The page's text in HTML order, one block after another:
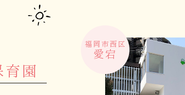
福岡市西区
愛宕
育園